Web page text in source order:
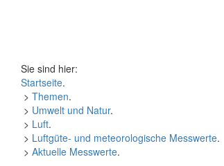
Sie sind hier:
Startseite.
> Themen.
> Umwelt und Natur.
> Luft.
> Luftgüte- und meteorologische Messwerte.
> Aktuelle Messwerte.